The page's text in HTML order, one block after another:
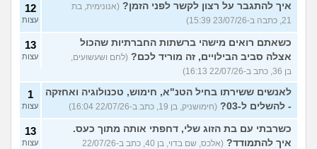
איך להתגבר על רצון לקשר לפני הזמן? (אנונימית, בת
21, כתבה ב-23/07/26 15:39)
12
עצות
כשאתם רואים מישהי ברשתות החברתיות שהכול
אצלה סביב הבילויים, זה מוריד לכם? (לחם ושעשועים,
בן 36, כתב ב-22/07/26 16:13)
13
עצות
לאנשים ששירתו בחיל הטנ"א, חימוש, טכנולוגיה ואחזקה
- להשלים ל-03?
(חימושניק, בן 19, כתב ב-22/07/26 16:04)
1
עצות
כשרבתי עם בת הזוג שלי, דחפתי אותה מתוך כעס.
איך להתמודד?
(אלכס, שם בדוי, בן 40, כתב ב-22/07/26
13
עצות